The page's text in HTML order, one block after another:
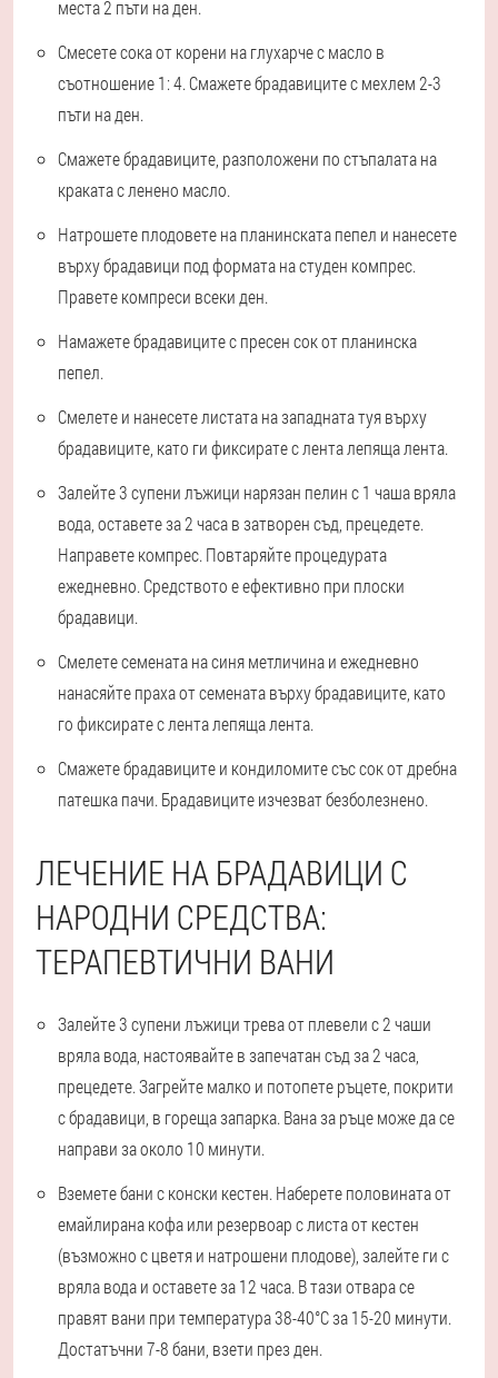
места 2 пъти на ден.
Смесете сока от корени на глухарче с масло в
съотношение 1: 4. Смажете брадавиците с мехлем 2-3
пъти на ден.
Смажете брадавиците, разположени по стъпалата на
краката с ленено масло.
Натрошете плодовете на планинската пепел и нанесете
върху брадавици под формата на студен компрес.
Правете компреси всеки ден.
Намажете брадавиците с пресен сок от планинска
пепел.
Смелете и нанесете листата на западната туя върху
брадавиците, като ги фиксирате с лента лепяща лента.
Залейте 3 супени лъжици нарязан пелин с 1 чаша вряла
вода, оставете за 2 часа в затворен съд, прецедете.
Направете компрес. Повтаряйте процедурата
ежедневно. Средството е ефективно при плоски
брадавици.
Смелете семената на синя метличина и ежедневно
нанасяйте праха от семената върху брадавиците, като
го фиксирате с лента лепяща лента.
Смажете брадавиците и кондиломите със сок от дребна
патешка пачи. Брадавиците изчезват безболезнено.
ЛЕЧЕНИЕ НА БРАДАВИЦИ С
НАРОДНИ СРЕДСТВА:
ТЕРАПЕВТИЧНИ ВАНИ
Залейте 3 супени лъжици трева от плевели с 2 чаши
вряла вода, настоявайте в запечатан съд за 2 часа,
прецедете. Загрейте малко и потопете ръцете, покрити
с брадавици, в гореща запарка. Вана за ръце може да се
направи за около 10 минути.
Вземете бани с конски кестен. Наберете половината от
емайлирана кофа или резервоар с листа от кестен
(възможно с цветя и натрошени плодове), залейте ги с
вряла вода и оставете за 12 часа. В тази отвара се
правят вани при температура 38-40°С за 15-20 минути.
Достатъчни 7-8 бани, взети през ден.